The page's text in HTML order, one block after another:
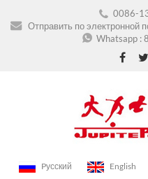
0086-
Отправить по электронной
Whatsapp :
Pусский English